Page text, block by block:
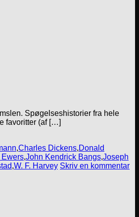
Spøgelseshistorier fra hele
favoritter (af […]
,Charles Dickens,Donald
Ewers,John Kendrick Bangs,Joseph
,W. F. Harvey Skriv en kommentar